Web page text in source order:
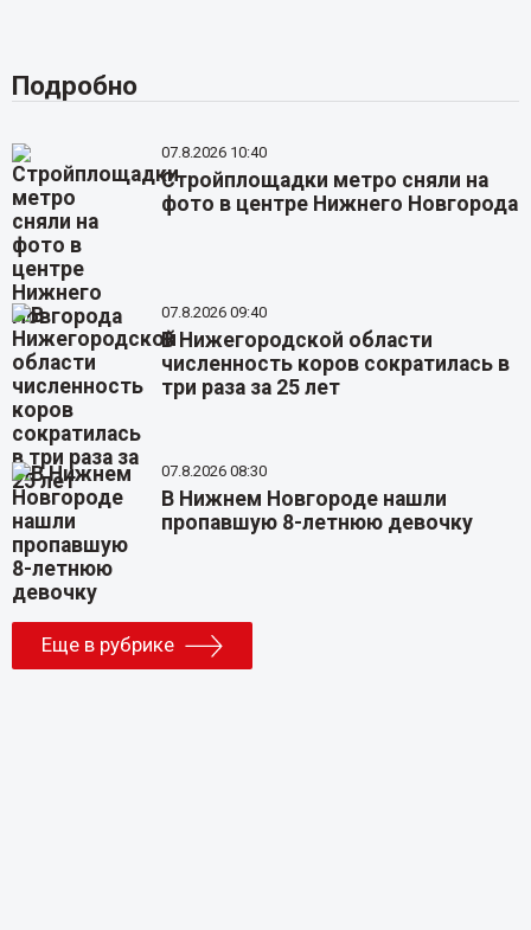
Подробно
07.8.2026 10:40
Стройплощадки метро сняли на
фото в центре Нижнего Новгорода
07.8.2026 09:40
В Нижегородской области
численность коров сократилась в
три раза за 25 лет
07.8.2026 08:30
В Нижнем Новгороде нашли
пропавшую 8-летнюю девочку
Еще в рубрике